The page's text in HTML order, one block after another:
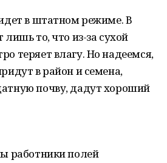
в штатном режиме. В
лишь то, что из-за сухой
теряет влагу. Но надеемся,
в район и семена,
почву, дадут хороший
работники полей